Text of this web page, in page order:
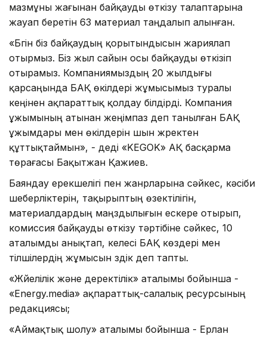
мазмұны жағынан байқауды өткізу талаптарына
жауап беретін 63 материал таңдалып алынған.
«Бүгін біз байқаудың қорытындысын жариялап
отырмыз. Біз жыл сайын осы байқауды өткізіп
отырамыз. Компаниямыздың 20 жылдығы
қарсаңында БАҚ өкілдері жұмысымыз туралы
кеңінен ақпараттық қолдау білдірді. Компания
ұжымының атынан жеңімпаз деп танылған БАҚ
ұжымдары мен өкілдерін шын жүректен
құттықтаймын», - деді «KEGOK» АҚ басқарма
төрағасы Бақытжан Қажиев.
Баяндау ерекшелігі пен жанрларына сәйкес, кәсіби
шеберліктерін, тақырыптың өзектілігін,
материалдардың маңздылығын ескере отырып,
комиссия байқауды өткізу тәртібіне сәйкес, 10
аталымды анықтап, келесі БАҚ көздері мен
тілшілердің жұмысын үздік деп тапты.
«Жүйелілік және деректілік» аталымы бойынша -
«Energy.media» ақпараттық-салалық ресурсының
редакциясы;
«Аймақтық шолу» аталымы бойынша - Ерлан